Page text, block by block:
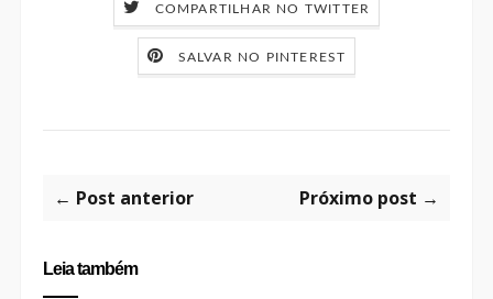
COMPARTILHAR NO TWITTER
SALVAR NO PINTEREST
← Post anterior Próximo post →
Leia também